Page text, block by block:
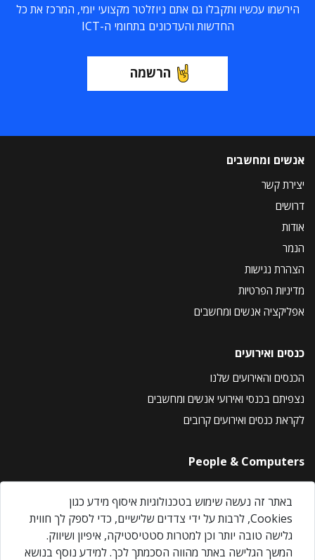
הירשמו עכשיו ותקבלו גם אתם ניוזלטר מקצועי יומי, המרכז את כל
החדשות והעדכונים בתחומי ה-ICT
הרשמה
אנשים ומחשבים
יצירת קשר
דרושים
אודות
הנמר
הצהרת נגישות
מדיניות הפרטיות
אפליקציה אנשים ומחשבים
כנסים ואירועים
הכנסים והאירועים שלנו
נצפיתם בכנסי ואירועי אנשים ומחשבים
לקראת כנסים ואירועים קרובים
People & Computers
About Us
Privacy Policy
Contact Us
Our Events
באתר זה נעשה שימוש בטכנולוגיות איסוף מידע כגון
Cookies, לרבות על ידי צדדים שלישיים, כדי לספק לך חווית
גלישה טובה יותר וכן למטרות סטטיסטיקה, איפיון ושיווק.
המשך הגלישה באתר מהווה הסכמתך לכך. למידע נוסף בנושא